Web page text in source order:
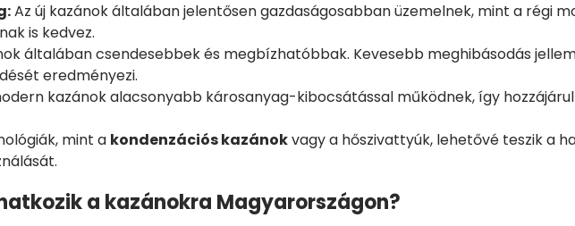
Az új kazánok általában jelentősen gazdaságosabban üzemelnek, mint a régi
is kedvez.
általában csendesebbek és megbízhatóbbak. Kevesebb meghibásodás
eredményezi.
kazánok alacsonyabb károsanyag-kibocsátással működnek, így
mint a kondenzációs kazánokvagy a hőszivattyúk, lehetővé teszik a
a kazánokra Magyarországon?